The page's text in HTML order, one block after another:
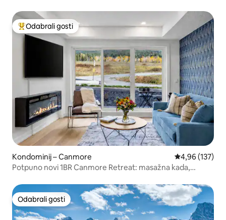
Među najviše rangiranima s oznakom „Odabrali gosti”
Odabrali gosti
Kondominij – Canmore Prosječna
4,96 (137)
Potpuno novi 1BR Canmore Retreat: masažna kada,
Odabrali gosti
Odabrali gosti